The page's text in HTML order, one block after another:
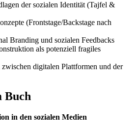
der sozialen Identität (Tajfel &
(Frontstage/Backstage nach
Branding und sozialen Feedbacks
als potenziell fragiles
digitalen Plattformen und der
Buch
in den sozialen Medien